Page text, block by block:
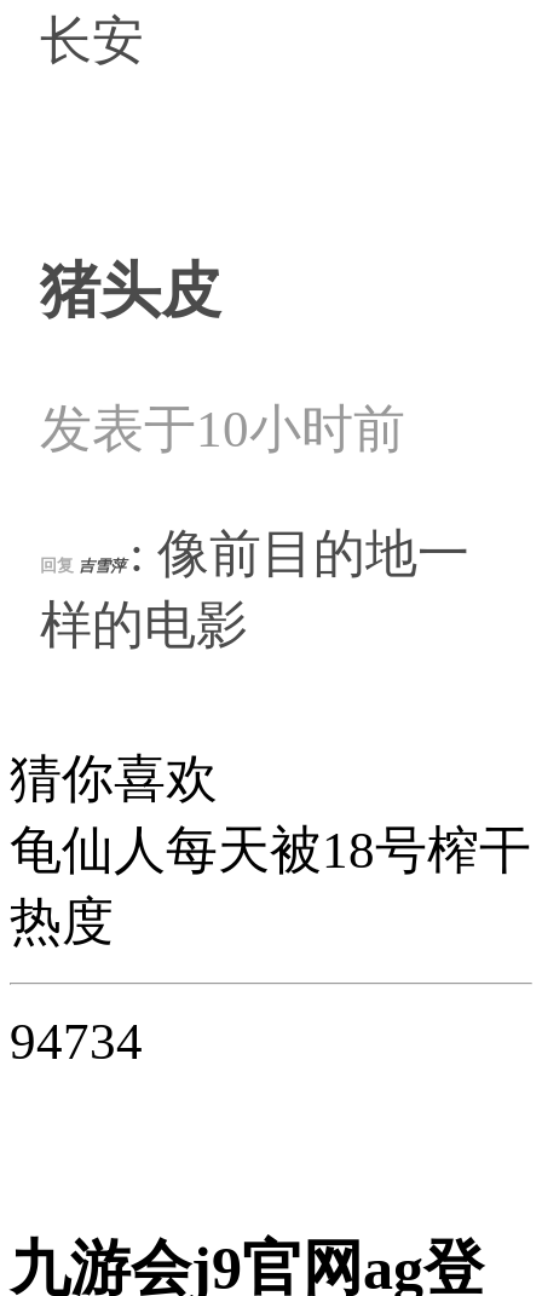
长安
猪头皮
发表于10小时前
回复 吉雪萍 : 像前目的地一
样的电影
猜你喜欢
龟仙人每天被18号榨干
热度
94734
九游会j9官网ag登